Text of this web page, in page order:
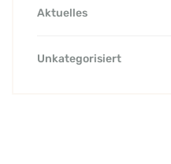
Aktuelles
Unkategorisiert